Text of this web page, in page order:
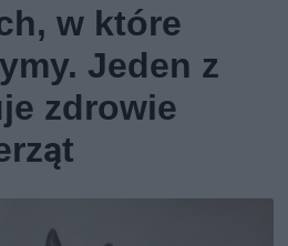
w które
Jeden z
zdrowie